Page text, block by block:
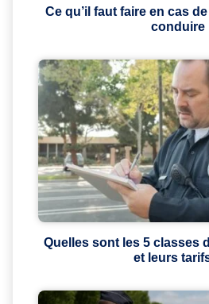
Ce qu’il faut faire en cas
conduire
Quelles sont les 5 classes
et leurs